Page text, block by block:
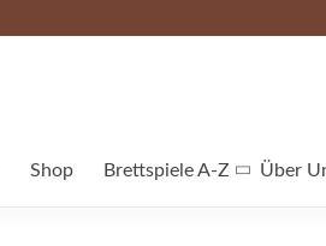
Shop Brettspiele A-Z Über